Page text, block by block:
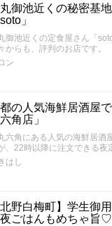
御池近くの秘密基
soto」
御池近くの定食屋さん「
からも、評判のお店です。
ン
の人気海鮮居酒屋
角店」
六角にある人気の海鮮居酒
、22時以降に注文できる夜
はし
北野白梅町】学生御
夜ごはんもめちゃ旨♡